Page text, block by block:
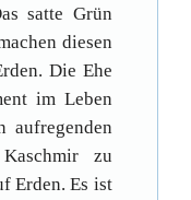
satte Grün
diesen
Die Ehe
im Leben
aufregenden
zu
Erden. Es ist